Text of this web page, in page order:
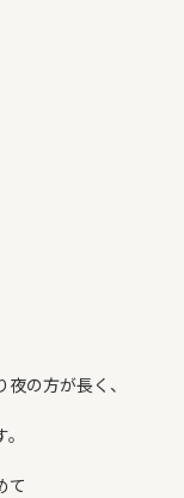
の方が長く、
て